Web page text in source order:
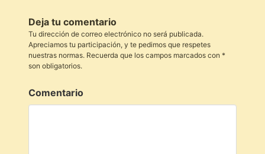
Deja tu comentario
Tu dirección de correo electrónico no será publicada.
Apreciamos tu participación, y te pedimos que respetes
nuestras normas. Recuerda que los campos marcados con *
son obligatorios.
Comentario